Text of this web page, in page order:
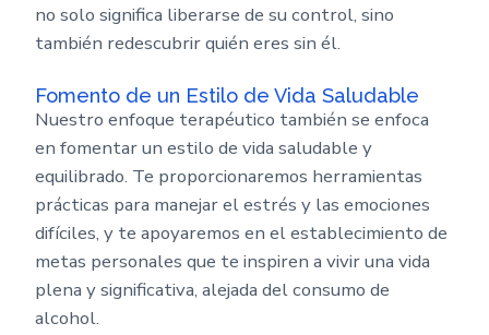
no solo significa liberarse de su control, sino
también redescubrir quién eres sin él.
Fomento de un Estilo de Vida Saludable
Nuestro enfoque terapéutico también se enfoca
en fomentar un estilo de vida saludable y
equilibrado. Te proporcionaremos herramientas
prácticas para manejar el estrés y las emociones
difíciles, y te apoyaremos en el establecimiento de
metas personales que te inspiren a vivir una vida
plena y significativa, alejada del consumo de
alcohol.